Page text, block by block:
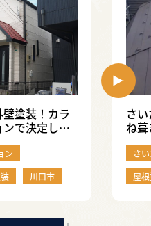
塗装！カラ
で決定した
ン
川口市
さ
ね
さ
屋